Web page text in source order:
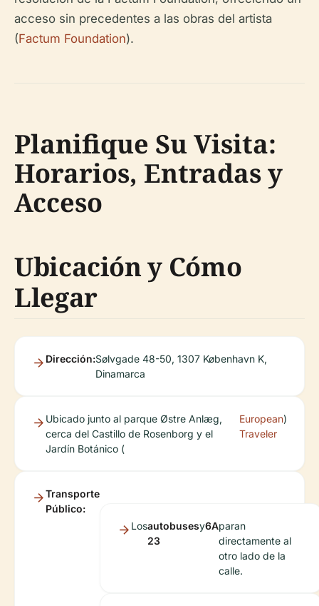
acceso sin precedentes a las obras del artista
(Factum Foundation).
Planifique Su Visita:
Horarios, Entradas y
Acceso
Ubicación y Cómo
Llegar
Dirección:Sølvgade 48-50, 1307 København K,
Dinamarca
Ubicado junto al parque Østre Anlæg,
cerca del Castillo de Rosenborg y el
Jardín Botánico (
European
Traveler
)
Transporte
Público:
Losautobuses
23
y6Aparan
directamente al
otro lado de la
calle.